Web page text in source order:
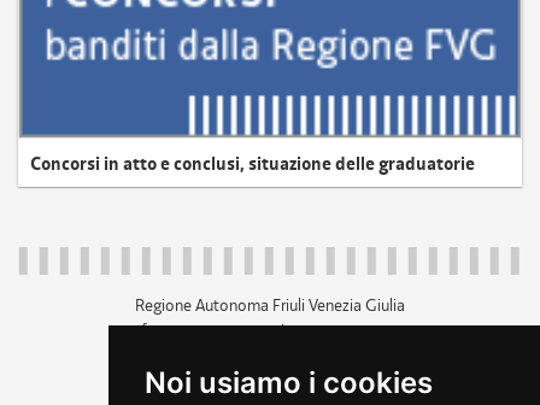
Noi usiamo i cookies
Concorsi in atto e conclusi, situazione delle graduatorie
Regione Autonoma Friuli Venezia Giulia
c.f. 80014930327; p.iva 00526040324
+39 040 3771111